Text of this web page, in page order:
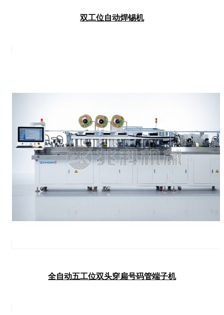
双工位自动焊锡机
全自动五工位双头穿扁号码管端子机